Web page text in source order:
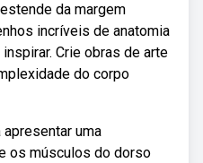
da margem
incríveis de anatomia
Crie obras de arte
do corpo
uma
os músculos do dorso